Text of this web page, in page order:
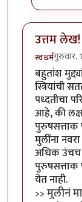
उत्तम लेख!
स्वधर्मगुरुवार,
बहुतांश
स्त्रियांची
पध्दतीचा
आहे, की
पुरुषसत्ताक
मुलींना
अधिक
पुरुषसत्ताक
येत नाही.
>>मुलीनं